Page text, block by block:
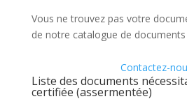
Vous ne trouvez pas votre
de notre catalogue de documents
Contactez-
Liste des documents
certifiée (assermentée)